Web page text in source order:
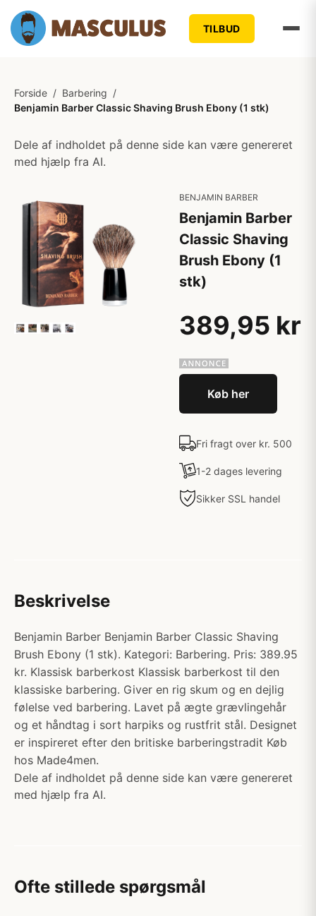
TILBUD
Forside / Barbering /
Benjamin Barber Classic Shaving Brush Ebony (1 stk)
Dele af indholdet på denne side kan være genereret
med hjælp fra AI.
BENJAMIN BARBER
Benjamin Barber
Classic Shaving
Brush Ebony (1
stk)
389,95 kr
Køb her
Fri fragt over kr. 500
1-2 dages levering
Sikker SSL handel
Beskrivelse
Benjamin Barber Benjamin Barber Classic Shaving
Brush Ebony (1 stk). Kategori: Barbering. Pris: 389.95
kr. Klassisk barberkost Klassisk barberkost til den
klassiske barbering. Giver en rig skum og en dejlig
følelse ved barbering. Lavet på ægte grævlingehår
og et håndtag i sort harpiks og rustfrit stål. Designet
er inspireret efter den britiske barberingstradit Køb
hos Made4men.
Dele af indholdet på denne side kan være genereret
med hjælp fra AI.
Ofte stillede spørgsmål